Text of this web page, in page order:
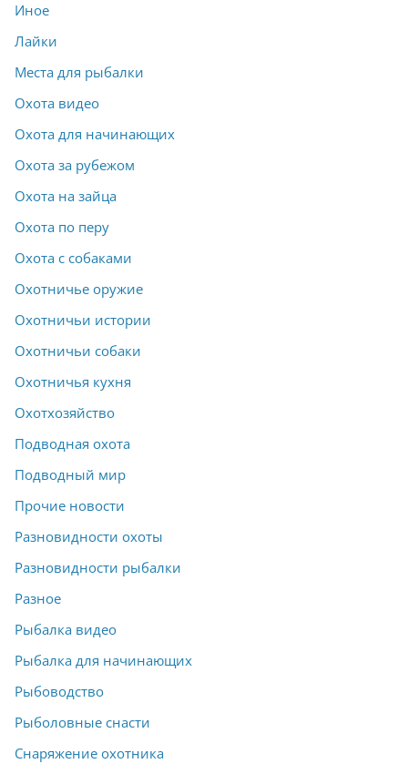
Иное
Лайки
Места для рыбалки
Охота видео
Охота для начинающих
Охота за рубежом
Охота на зайца
Охота по перу
Охота с собаками
Охотничье оружие
Охотничьи истории
Охотничьи собаки
Охотничья кухня
Охотхозяйство
Подводная охота
Подводный мир
Прочие новости
Разновидности охоты
Разновидности рыбалки
Разное
Рыбалка видео
Рыбалка для начинающих
Рыбоводство
Рыболовные снасти
Снаряжение охотника